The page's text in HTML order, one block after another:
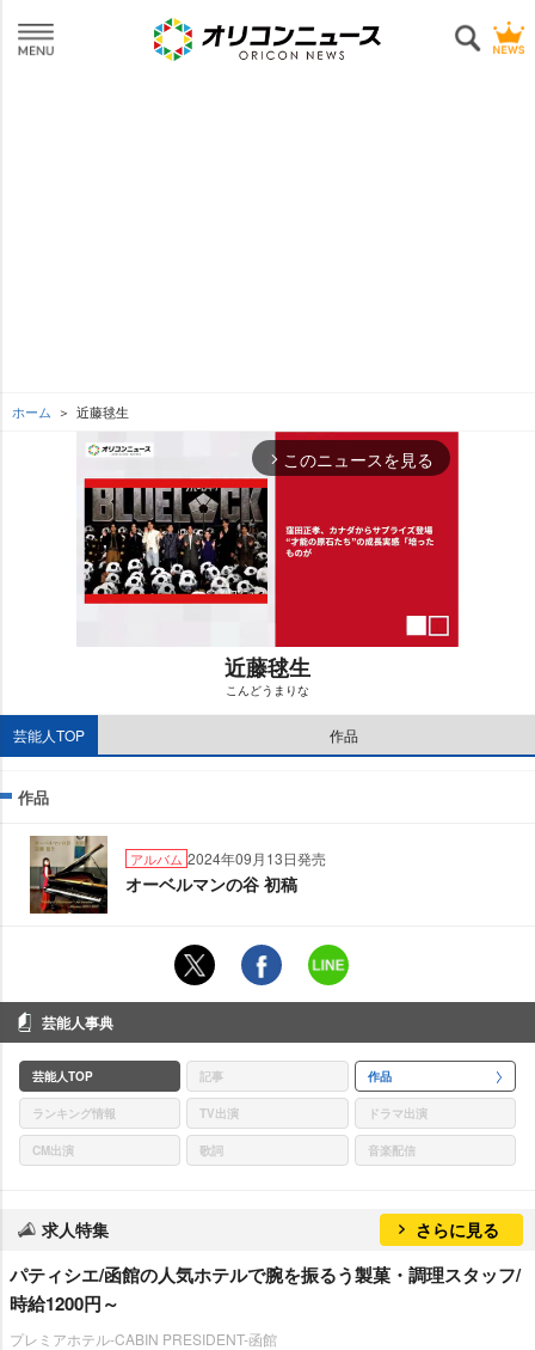
ホーム 近藤毬生
arrow_forward_ios このニュースを見る
M
t
近藤毬生
こんどうまりな
芸能人TOP 作品
作品
アルバム 2024年09月13日発売
オーベルマンの谷 初稿
芸能人事典
芸能人TOP 記事 作品
ランキング情報 TV出演 ドラマ出演
CM出演 歌詞 音楽配信
求人特集 さらに見る
パティシエ/函館の人気ホテルで腕を振るう製菓・調理スタッフ/
時給1200円～
プレミアホテル-CABIN PRESIDENT-函館